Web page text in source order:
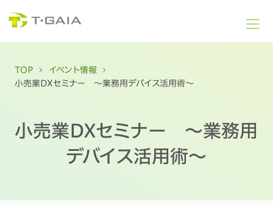
TOP
イベント情報
小売業DXセミナー ～業務用デバイス活用術～
小売業DXセミナー ～業務用
デバイス活用術～